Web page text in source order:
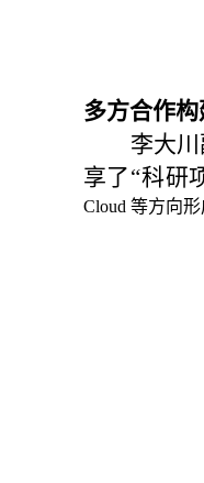
多方合作
李大
享了“科研
Cloud 等方向